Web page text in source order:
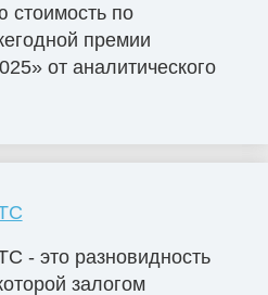
стоимость по
премии
от аналитического
- это разновидность
залогом